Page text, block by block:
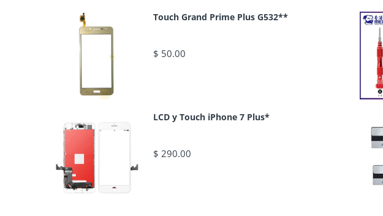
Touch Grand Prime Plus G532**
$ 50.00
LCD y Touch iPhone 7 Plus*
$ 290.00